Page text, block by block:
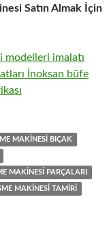
Satın Almak İçin
MAKINESI BIÇAK
MAKINESI PARÇALARI
MAKINESI TAMIRI